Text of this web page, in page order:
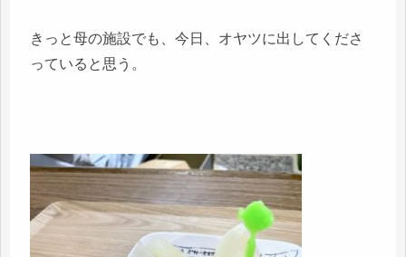
きっと母の施設でも、今日、オヤツに出してくださ
っていると思う。